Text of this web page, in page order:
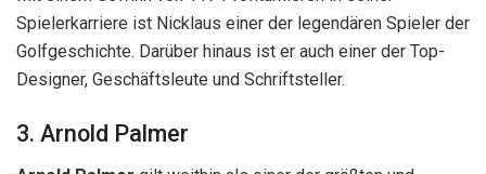
in Latrobe, Pennsylvania, geboren.
Palmer lernte in jungen Jahren Golf von seinem Vater.
Außerdem besuchte er das Wake Forest College mit einem
professionelle Golfkarriere.